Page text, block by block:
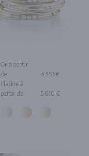
Or à partir
de
4 551 €
Platine à
partir de
5 610 €